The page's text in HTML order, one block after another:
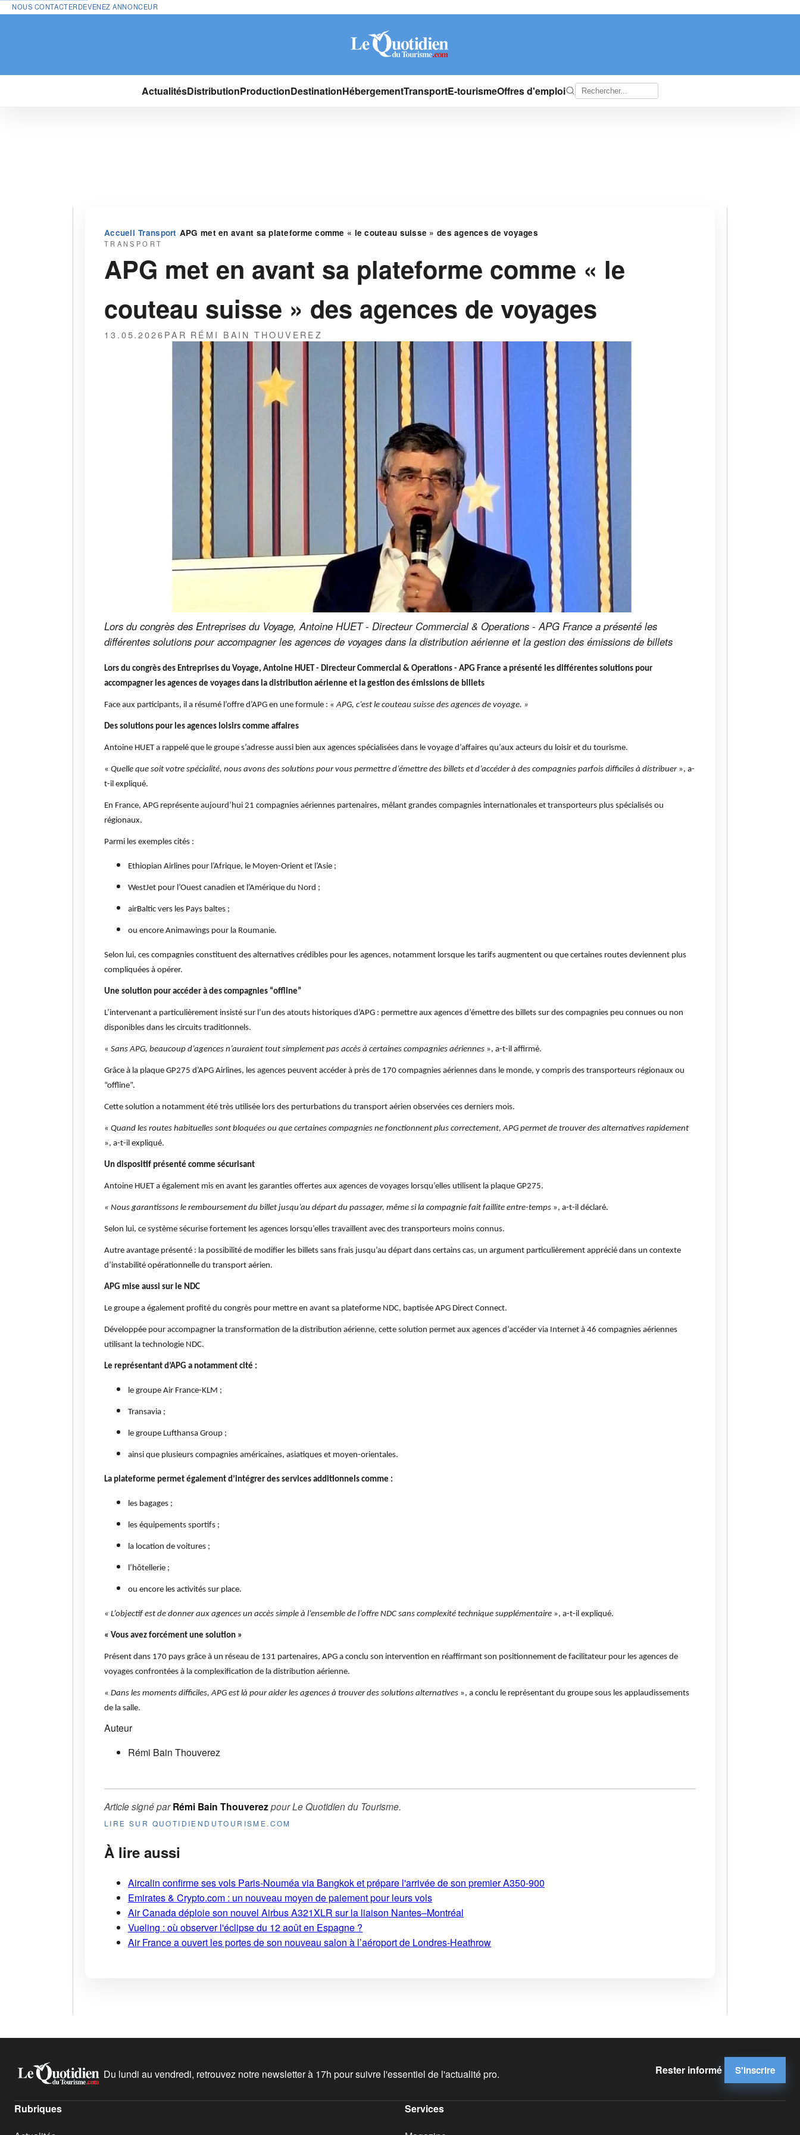
NOUS CONTACTERDEVENEZ ANNONCEUR
ActualitésDistributionProductionDestinationHébergementTransportE-tourismeOffres d'emploi
Accueil›Transport ›APG met en avant sa plateforme comme « le couteau suisse » des agences de voyages
TRANSPORT
APG met en avant sa plateforme comme « le
couteau suisse » des agences de voyages
13.05.2026PAR RÉMI BAIN THOUVEREZ
Lors du congrès des Entreprises du Voyage, Antoine HUET - Directeur Commercial & Operations - APG France a présenté les
différentes solutions pour accompagner les agences de voyages dans la distribution aérienne et la gestion des émissions de billets
Lors du congrès des Entreprises du Voyage, Antoine HUET - Directeur Commercial & Operations - APG France a présenté les différentes solutions pour
accompagner les agences de voyages dans la distribution aérienne et la gestion des émissions de billets
Face aux participants, il a résumé l’offre d’APG en une formule : «APG, c’est le couteau suisse des agences de voyage. »
Des solutions pour les agences loisirs comme affaires
Antoine HUET a rappelé que le groupe s’adresse aussi bien aux agences spécialisées dans le voyage d’affaires qu’aux acteurs du loisir et du tourisme.
« Quelle que soit votre spécialité, nous avons des solutions pour vous permettre d’émettre des billets et d’accéder à des compagnies parfois difficiles à distribuer», a-
t-il expliqué.
En France, APG représente aujourd’hui 21 compagnies aériennes partenaires, mêlant grandes compagnies internationales et transporteurs plus spécialisés ou
régionaux.
Parmi les exemples cités :
Ethiopian Airlines pour l’Afrique, le Moyen-Orient et l’Asie ;
WestJet pour l’Ouest canadien et l’Amérique du Nord ;
airBaltic vers les Pays baltes ;
ou encore Animawings pour la Roumanie.
Selon lui, ces compagnies constituent des alternatives crédibles pour les agences, notamment lorsque les tarifs augmentent ou que certaines routes deviennent plus
compliquées à opérer.
Une solution pour accéder à des compagnies “offline”
L’intervenant a particulièrement insisté sur l’un des atouts historiques d’APG : permettre aux agences d’émettre des billets sur des compagnies peu connues ou non
disponibles dans les circuits traditionnels.
« Sans APG, beaucoup d’agences n’auraient tout simplement pas accès à certaines compagnies aériennes », a-t-il affirmé.
Grâce à la plaque GP275 d’APG Airlines, les agences peuvent accéder à près de 170 compagnies aériennes dans le monde, y compris des transporteurs régionaux ou
“offline”.
Cette solution a notamment été très utilisée lors des perturbations du transport aérien observées ces derniers mois.
« Quand les routes habituelles sont bloquées ou que certaines compagnies ne fonctionnent plus correctement, APG permet de trouver des alternatives rapidement
», a-t-il expliqué.
Un dispositif présenté comme sécurisant
Antoine HUET a également mis en avant les garanties offertes aux agences de voyages lorsqu’elles utilisent la plaque GP275.
« Nous garantissons le remboursement du billet jusqu’au départ du passager, même si la compagnie fait faillite entre-temps », a-t-il déclaré.
Selon lui, ce système sécurise fortement les agences lorsqu’elles travaillent avec des transporteurs moins connus.
Autre avantage présenté : la possibilité de modifier les billets sans frais jusqu’au départ dans certains cas, un argument particulièrement apprécié dans un contexte
d’instabilité opérationnelle du transport aérien.
APG mise aussi sur le NDC
Le groupe a également profité du congrès pour mettre en avant sa plateforme NDC, baptisée APG Direct Connect.
Développée pour accompagner la transformation de la distribution aérienne, cette solution permet aux agences d’accéder via Internet à 46 compagnies aériennes
utilisant la technologie NDC.
Le représentant d’APG a notamment cité :
le groupe Air France-KLM ;
Transavia ;
le groupe Lufthansa Group ;
ainsi que plusieurs compagnies américaines, asiatiques et moyen-orientales.
La plateforme permet également d’intégrer des services additionnels comme :
les bagages ;
les équipements sportifs ;
la location de voitures ;
l’hôtellerie ;
ou encore les activités sur place.
« L’objectif est de donner aux agences un accès simple à l’ensemble de l’offre NDC sans complexité technique supplémentaire », a-t-il expliqué.
« Vous avez forcément une solution »
Présent dans 170 pays grâce à un réseau de 131 partenaires, APG a conclu son intervention en réaffirmant son positionnement de facilitateur pour les agences de
voyages confrontées à la complexification de la distribution aérienne.
« Dans les moments difficiles, APG est là pour aider les agences à trouver des solutions alternatives », a conclu le représentant du groupe sous les applaudissements
de la salle.
Auteur
Rémi Bain Thouverez
Article signé parRémi Bain ThouverezpourLe Quotidien du Tourisme.
LIRE SUR QUOTIDIENDUTOURISME.COM
À lire aussi
Aircalin confirme ses vols Paris-Nouméa via Bangkok et prépare l'arrivée de son premier A350-900
Emirates & Crypto.com : un nouveau moyen de paiement pour leurs vols
Air Canada déploie son nouvel Airbus A321XLR sur la liaison Nantes–Montréal
Vueling : où observer l'éclipse du 12 août en Espagne ?
Air France a ouvert les portes de son nouveau salon à l’aéroport de Londres-Heathrow
Du lundi au vendredi, retrouvez notre newsletter à 17h pour suivre l'essentiel de l'actualité pro. Rester informé S'inscrire
Rubriques Services